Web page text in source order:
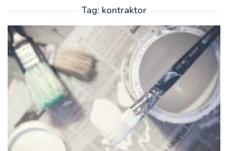
Tag: kontraktor